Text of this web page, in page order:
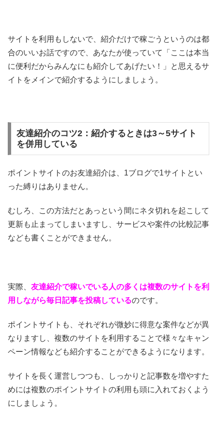
サイトを利用もしないで、紹介だけで稼ごうというのは都
合のいいお話ですので、あなたが使っていて「ここは本当
に便利だからみんなにも紹介してあげたい！」と思えるサ
イトをメインで紹介するようにしましょう。
友達紹介のコツ2：紹介するときは3～5サイト
を併用している
ポイントサイトのお友達紹介は、1ブログで1サイトとい
った縛りはありません。
むしろ、この方法だとあっという間にネタ切れを起こして
更新も止まってしまいますし、サービスや案件の比較記事
なども書くことができません。
実際、 友達紹介で稼いでいる人の多くは複数のサイトを利
用しながら毎日記事を投稿しているのです。
ポイントサイトも、それぞれが微妙に得意な案件などが異
なりますし、複数のサイトを利用することで様々なキャン
ペーン情報なども紹介することができるようになります。
サイトを長く運営しつつも、しっかりと記事数を増やすた
めには複数のポイントサイトの利用も頭に入れておくよう
にしましょう。